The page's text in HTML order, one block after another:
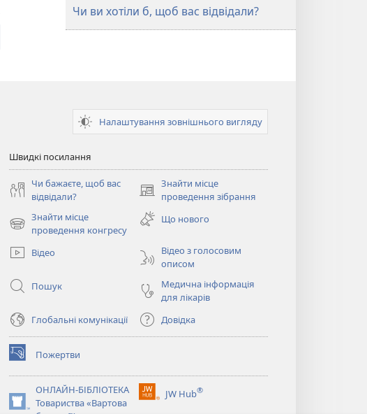
Чи ви хотіли б, щоб вас відвідали?
Налаштування зовнішнього вигляду
Швидкі посилання
Чи бажаєте, щоб вас
відвідали?
Знайти місце
проведення зібрання
(відкривається
новому
Знайти місце
проведення конгресу
(відкривається
новому
Що нового
Відео
Відео з голосовим
описом
Пошук
Медична інформація
для лікарів
Глобальні комунікації
Довідка
Пожертви
(відкривається
у
новому
вікні)
ОНЛАЙН-БІБЛІОТЕКА
Товариства «Вартова
(відкривається
JW Hub®
(відкривається